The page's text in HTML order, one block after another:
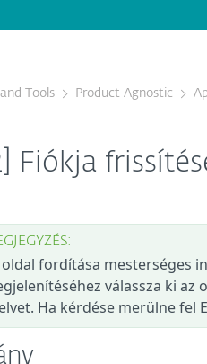
Tools Product Agnostic
Fiókja
oldal fordítása mesterséges
válassza ki
Ha kérdése merülne fel